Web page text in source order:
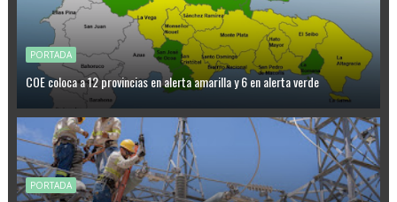
PORTADA
COE coloca a 12 provincias en alerta amarilla y 6 en alerta verde
PORTADA